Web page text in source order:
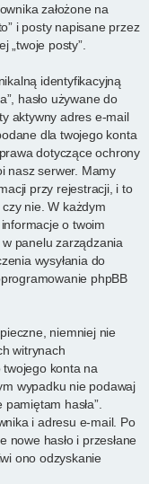
założone na
i posty napisane przez
„twoje posty”.
identyfikacyjną
hasło używane do
aktywny adres e-mail
dla twojego konta
dotyczące ochrony
nasz serwer. Mamy
przy rejestracji, i to
nie. W każdym
o twoim
panelu zarządzania
wysyłania do
phpBB
niemniej nie
witrynach
twojego konta na
wypadku nie podawaj
hasła”.
i adresu e-mail. Po
hasło i przesłane
ono odzyskanie